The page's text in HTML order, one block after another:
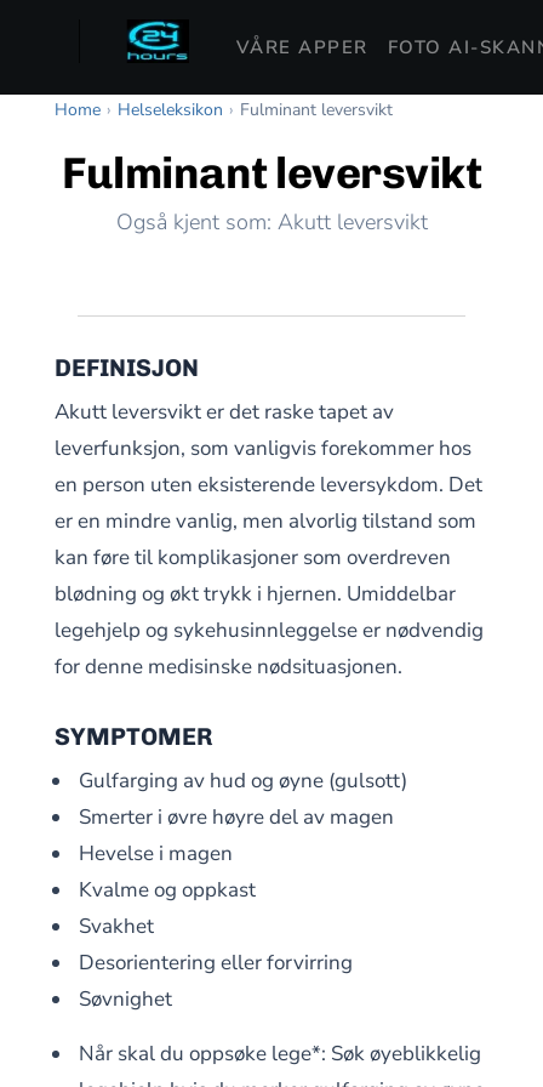
VÅRE APPER FOTO AI-
Home › Helseleksikon › Fulminant leversvikt
Fulminant leversvikt
Også kjent som: Akutt leversvikt
DEFINISJON
Akutt leversvikt er det raske tapet av
leverfunksjon, som vanligvis forekommer hos
en person uten eksisterende leversykdom. Det
er en mindre vanlig, men alvorlig tilstand som
kan føre til komplikasjoner som overdreven
blødning og økt trykk i hjernen. Umiddelbar
legehjelp og sykehusinnleggelse er nødvendig
for denne medisinske nødsituasjonen.
SYMPTOMER
Gulfarging av hud og øyne (gulsott)
Smerter i øvre høyre del av magen
Hevelse i magen
Kvalme og oppkast
Svakhet
Desorientering eller forvirring
Søvnighet
Når skal du oppsøke lege*: Søk øyeblikkelig